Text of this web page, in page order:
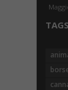
TAGS